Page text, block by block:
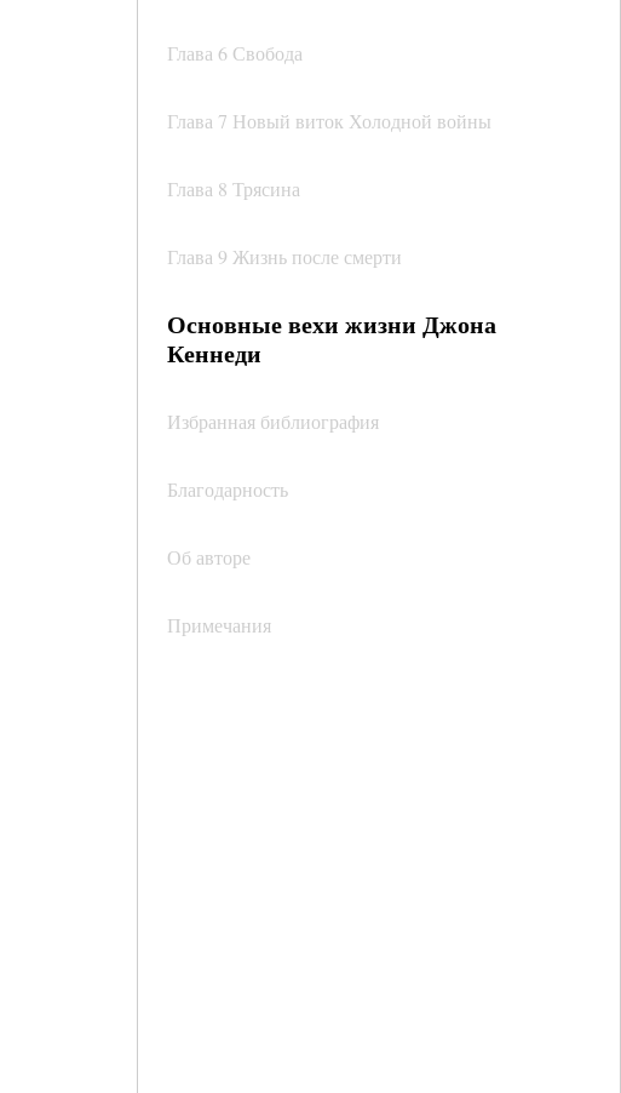
Глава 6 Свобода
Глава 7 Новый виток Холодной войны
Глава 8 Трясина
Глава 9 Жизнь после смерти
Основные вехи жизни Джона
Кеннеди
Избранная библиография
Благодарность
Об авторе
Примечания